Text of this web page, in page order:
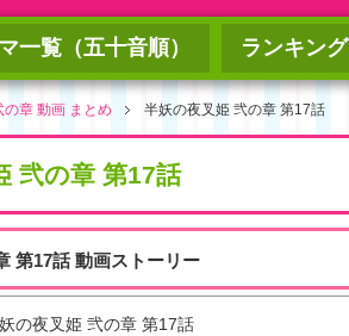
一覧（五十音順） ランキング
章 動画 まとめ 半妖の夜叉姫 弐の章 第17話
弐の章 第17話
第17話 動画ストーリー
の夜叉姫 弐の章 第17話